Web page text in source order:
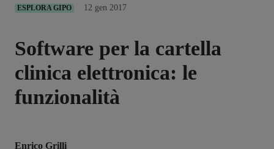
ESPLORA GIPO 12 gen 2017
Software per la cartella
clinica elettronica: le
funzionalità
Enrico Grilli